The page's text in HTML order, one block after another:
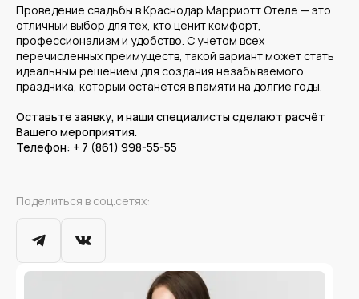
Проведение свадьбы в Краснодар Марриотт Отеле — это
отличный выбор для тех, кто ценит комфорт,
профессионализм и удобство. С учетом всех
перечисленных преимуществ, такой вариант может стать
идеальным решением для создания незабываемого
праздника, который останется в памяти на долгие годы.
Оставьте заявку, и наши специалисты сделают расчёт
Вашего мероприятия.
Телефон: + 7 (861) 998-55-55
Поделиться в соц.сетях: